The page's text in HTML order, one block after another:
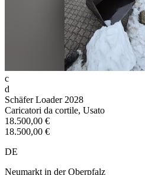
c
d
Schäfer Loader 2028
Caricatori da cortile, Usato
18.500,00 €
18.500,00 €
DE
Neumarkt in der Oberpfalz